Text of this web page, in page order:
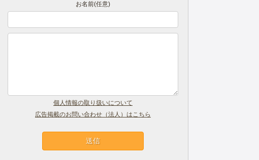
お名前(任意)
個人情報の取り扱いについて
広告掲載のお問い合わせ（法人）はこちら